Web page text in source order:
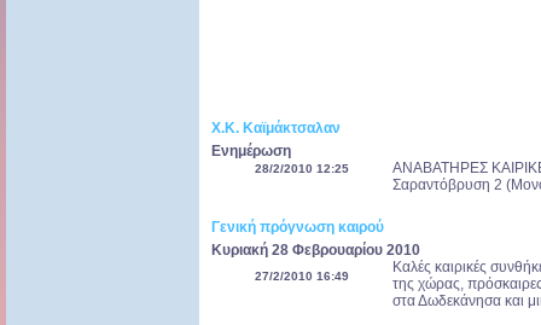
Χ.Κ. Καϊμάκτσαλαν
Ενημέρωση
28/2/2010 12:25
ΑΝΑΒΑΤΗΡΕΣ
Σαραντόβρυση 2
Γενική πρόγνωση καιρού
Κυριακή 28 Φεβρουαρίου 2010
27/2/2010 16:49
Καλές καιρικές
της χώρας,
στα Δωδεκάνησα και